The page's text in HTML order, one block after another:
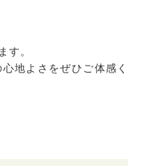
す。
地よさをぜひご体感く